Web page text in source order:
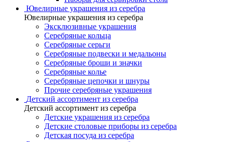
Ювелирные украшения из серебра
Ювелирные украшения из серебра
Эксклюзивные украшения
Серебряные кольца
Серебряные серьги
Серебряные подвески и медальоны
Серебряные броши и значки
Серебряные колье
Серебряные цепочки и шнуры
Прочие серебряные украшения
Детский ассортимент из серебра
Детский ассортимент из серебра
Детские украшения из серебра
Детские столовые приборы из серебра
Детская посуда из серебра